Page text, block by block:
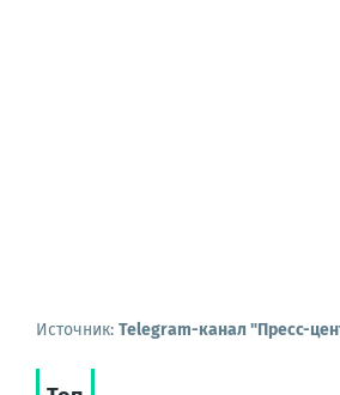
Источник: Telegram-канал "Пресс-